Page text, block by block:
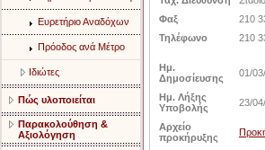
Ευρετήριο Αναδόχων
Πρόοδος ανά Μέτρο
Ιδιώτες
Πώς υλοποιείται
Παρακολούθηση &
Αξιολόγηση
Φαξ
210
Τηλέφωνο
210
Ημ.
Δημοσίευσης
01/
Ημ. Λήξης
Υποβολής
23/
Αρχείο
προκήρυξης